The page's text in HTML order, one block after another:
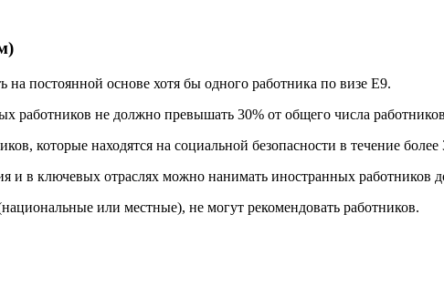
на постоянной основе хотя бы одного работника по визе E9.
работников не должно превышать 30% от общего числа
которые находятся на социальной безопасности в течение более
и в ключевых отраслях можно нанимать иностранных работников
или местные), не могут рекомендовать работников.